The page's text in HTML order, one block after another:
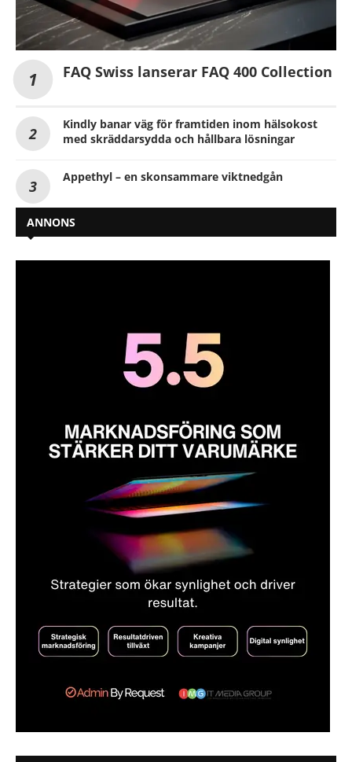
FAQ Swiss lanserar FAQ 400 Collection
Kindly banar väg för framtiden inom hälsokost
med skräddarsydda och hållbara lösningar
Appethyl – en skonsammare viktnedgån
ANNONS